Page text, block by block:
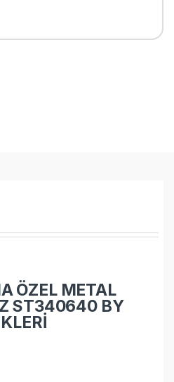
ÖZEL METAL
ST340640 BY